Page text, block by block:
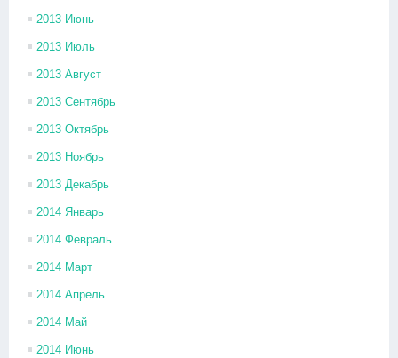
2013 Июнь
2013 Июль
2013 Август
2013 Сентябрь
2013 Октябрь
2013 Ноябрь
2013 Декабрь
2014 Январь
2014 Февраль
2014 Март
2014 Апрель
2014 Май
2014 Июнь